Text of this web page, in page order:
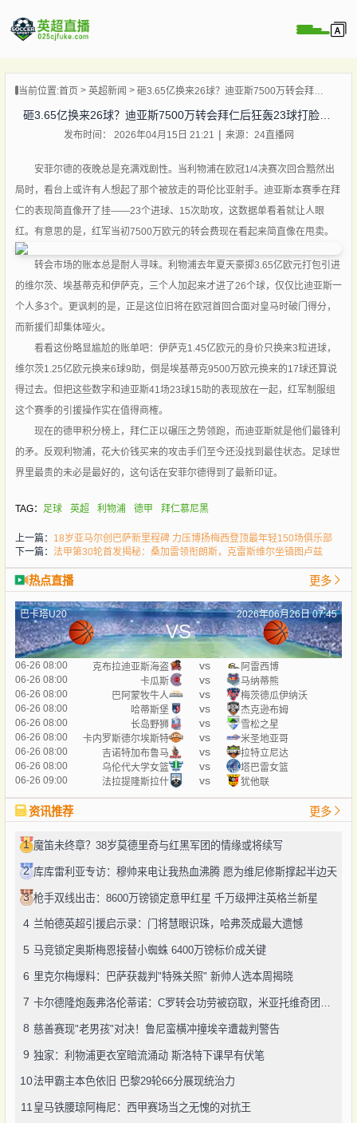
播
播
闻
当前位置:首页 英超新闻 砸3.65亿换来26球？迪亚斯7500万转会拜仁后狂轰23球打脸老东家
砸3.65亿换来26球？迪亚斯7500万转会拜仁后狂轰23球打脸老东家
发布时间： 2026年04月15日 21:21 来源：24直播网
安菲尔德的夜晚总是充满戏剧性。当利物浦在欧冠1/4决赛次回合黯然出
局时，看台上或许有人想起了那个被放走的哥伦比亚射手。迪亚斯本赛季在拜
仁的表现简直像开了挂——23个进球、15次助攻，这数据单看着就让人眼
红。有意思的是，红军当初7500万欧元的转会费现在看起来简直像在甩卖。
转会市场的账本总是耐人寻味。利物浦去年夏天豪掷3.65亿欧元打包引进
的维尔茨、埃基蒂克和伊萨克，三个人加起来才进了26个球，仅仅比迪亚斯一
个人多3个。更讽刺的是，正是这位旧将在欧冠首回合面对皇马时破门得分，
而新援们却集体哑火。
看看这份略显尴尬的账单吧：伊萨克1.45亿欧元的身价只换来3粒进球，
维尔茨1.25亿欧元换来6球9助，倒是埃基蒂克9500万欧元换来的17球还算说
得过去。但把这些数字和迪亚斯41场23球15助的表现放在一起，红军制服组
这个赛季的引援操作实在值得商榷。
现在的德甲积分榜上，拜仁正以碾压之势领跑，而迪亚斯就是他们最锋利
的矛。反观利物浦，花大价钱买来的攻击手们至今还没找到最佳状态。足球世
界里最贵的未必是最好的，这句话在安菲尔德得到了最新印证。
TAG： 足球 英超 利物浦 德甲 拜仁慕尼黑
上一篇： 18岁亚马尔创巴萨新里程碑 力压博扬梅西登顶最年轻150场俱乐部
下一篇： 法甲第30轮首发揭秘：桑加雷领衔朗斯，克雷斯维尔坐镇图卢兹
热点直播 更多
巴卡塔U20 2026年06月26日 07:45
VS
06-26 08:00 克布拉迪亚斯海盗 vs
阿雷西博
06-26 08:00
卡瓜斯 vs
马纳蒂熊
06-26 08:00
巴阿蒙牧牛人 vs
梅茨德瓜伊纳沃
06-26 08:00
哈蒂斯堡 vs
杰克逊布姆
06-26 08:00
长岛野狮 vs
雪松之星
06-26 08:00
卡内罗斯德尔埃斯特 vs
米圣地亚哥
06-26 08:00
吉诺特加布鲁马 vs
拉特立尼达
06-26 08:00
乌伦代大学女篮 vs
塔巴雷女篮
06-26 09:00
法拉提隆斯拉什 vs 犹他联
资讯推荐 更多
1 魔笛未终章？38岁莫德里奇与红黑军团的情缘或将续写
2 库库雷利亚专访：穆帅来电让我热血沸腾 愿为维尼修斯撑起半边天
3 枪手双线出击：8600万镑锁定意甲红星 千万级押注英格兰新星
4 兰帕德英超引援启示录：门将慧眼识珠，哈弗茨成最大遗憾
5 马竞锁定奥斯梅恩接替小蜘蛛 6400万镑标价成关键
6 里克尔梅爆料：巴萨获裁判"特殊关照" 新帅人选本周揭晓
7
8 慈善赛现"老男孩"对决！鲁尼蛮横冲撞埃辛遭裁判警告
9 独家：利物浦更衣室暗流涌动 斯洛特下课早有伏笔
10法甲霸主本色依旧 巴黎29轮66分展现统治力
11 皇马铁腰琼阿梅尼：西甲赛场当之无愧的对抗王